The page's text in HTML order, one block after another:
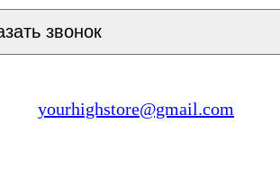
звонок
yourhighstore@gmail.com